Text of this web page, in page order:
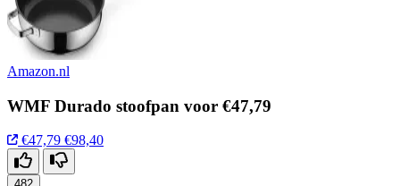
Amazon.nl
WMF Durado stoofpan voor €47,79
€47,79 €98,40